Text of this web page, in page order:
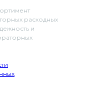
расходных
и